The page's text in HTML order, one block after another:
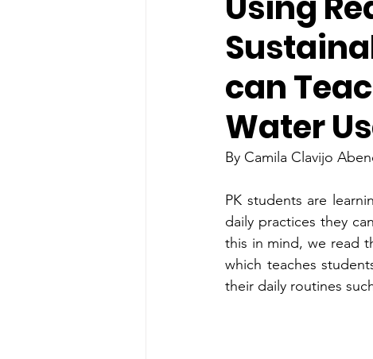
Upper Elementary
can
Water
By Camila Clavijo
PK students are
daily practices they
this in mind, we read
which teaches
their daily routines